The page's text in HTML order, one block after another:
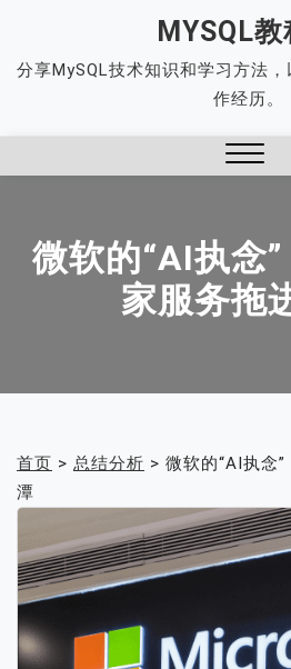
content
MYSQL教
分享MySQL技术知识和学习方法
作经历。
微软的“AI执念
家服务拖
首页 > 总结分析 > 微软的“AI执念
潭